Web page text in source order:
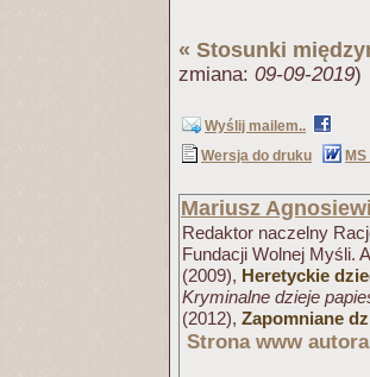
« Stosunki
zmiana: 09-09-2019)
Wyślij mailem..
Wersja do druku
MS
Mariusz
Redaktor naczelny
Fundacji Wolnej Myśli.
(2009), Heretyckie
Kryminalne dzieje
(2012), Zapomniane
Strona www autora